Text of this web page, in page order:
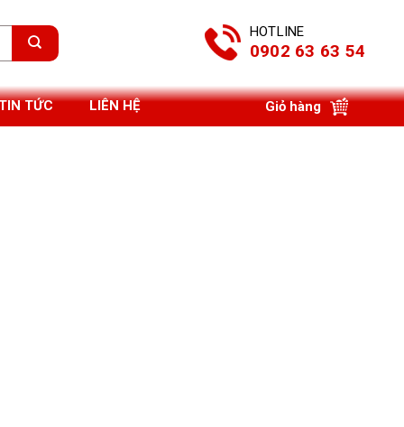
HOTLINE
0902 63 63 54
TỨC LIÊN HỆ Giỏ hàng